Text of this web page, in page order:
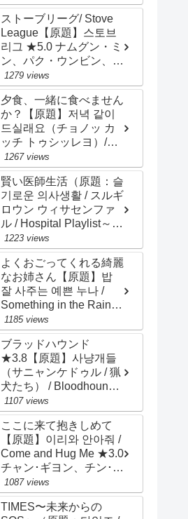
ュン、パク・ミニョン
ストーブリーグ/ Stove
League【原題】스토브
리그 ★5.0 ナムグン・ミ
ン、パク・ウンビン、
オ・ジョンセ、チョ・ビ
ョンギュ
1279 views
夕食、一緒に食べません
か？【原題】저녁 같이
드실래요（チョノッ カ
ッチ トゥシッレヨ）/
Dinner Mate ★3.2 ソン･
スンホン、ソ･ジヘ
1267 views
賢い医師生活（原題：슬
기로운 의사생활 / スルギ
ロウン ウィサセンファ
ル / Hospital Playlist～
Wise Doctor Life）★4.0
チョ･ジョンソク、チョ
ン･ギョンホ、ユ･ヨンソ
ク
1223 views
よくおごってくれる綺麗
なお姉さん【原題】밥
잘 사주는 예쁜 누나 /
Something in the Rain～
Pretty Sister Who Buys
Me Food ★3.0 ソン・イ
ェジン、チョン・ヘイン
1185 views
ブラッドハウンド
★3.8【原題】사냥개들
（サニャンケドゥル / 猟
犬たち） / Bloodhounds
/ 主演：ウ・ドファン、
イ・サンイ
1107 views
ここに来て抱きしめて
【原題】이리와 안아줘 /
Come and Hug Me ★3.0
チャン･ギヨン、チン･キ
ジュ、ナム･ダルム、リ
ュ･ハンビ、ホ･ジュノ
1087 views
TIMES〜未来からの